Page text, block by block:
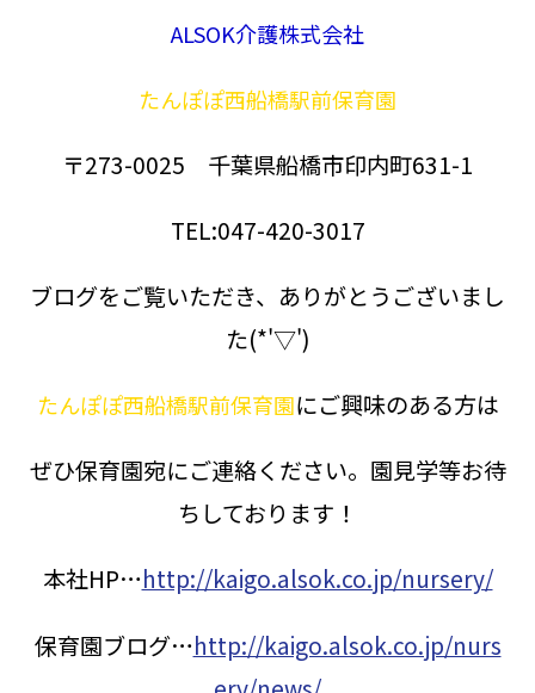
ALSOK介護株式会社
たんぽぽ西船橋駅前保育園
〒273-0025 千葉県船橋市印内町631-1
TEL:047-420-3017
ブログをご覧いただき、ありがとうございまし
た(*'▽')
たんぽぽ西船橋駅前保育園にご興味のある方は
ぜひ保育園宛にご連絡ください。園見学等お待
ちしております！
本社HP…http://kaigo.alsok.co.jp/nursery/
保育園ブログ…http://kaigo.alsok.co.jp/nurs